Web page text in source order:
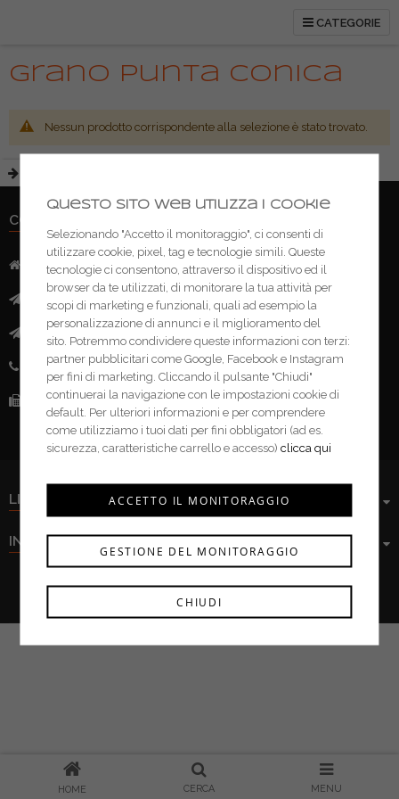
CATEGORIE
HOME CERCA MENU
Grano punta conica
Nessun prodotto corrispondente alla selezione è stato trovato.
CONTATTI
Indirizzo:Via Mazzini, 52 - 46043 Castiglione delle Stivere (MN)
info@ferramentacima.com
Pec:
Telefono: (+39) 0376 943911
Fax:(+39) 0376 943913
LINK UTILI
INFORMAZIONI
Ferramenta Cima s.r.l. © 2021
Questo sito web utilizza i cookie
Selezionando "Accetto il monitoraggio", ci consenti di
utilizzare cookie, pixel, tag e tecnologie simili. Queste
tecnologie ci consentono, attraverso il dispositivo ed il
browser da te utilizzati, di monitorare la tua attività per
scopi di marketing e funzionali, quali ad esempio la
personalizzazione di annunci e il miglioramento del
sito. Potremmo condividere queste informazioni con terzi:
partner pubblicitari come Google, Facebook e Instagram
per fini di marketing. Cliccando il pulsante "Chiudi"
continuerai la navigazione con le impostazioni cookie di
default. Per ulteriori informazioni e per comprendere
come utilizziamo i tuoi dati per fini obbligatori (ad es.
sicurezza, caratteristiche carrello e accesso)clicca qui
CHIUDI
GESTIONE DEL MONITORAGGIO
ACCETTO IL MONITORAGGIO